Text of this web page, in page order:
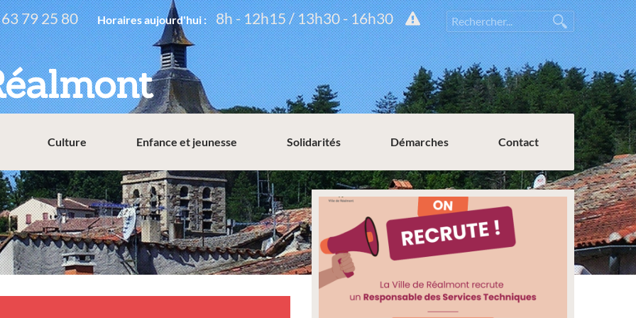
79 25 80 Horaires aujourd'hui : 8h - 12h15 / 13h30 - 16h30
Culture Enfance et jeunesse Solidarités Démarches Contact